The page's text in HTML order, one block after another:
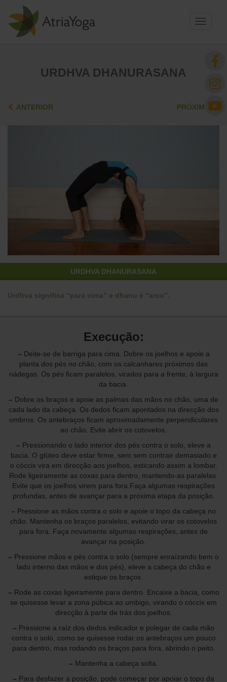
Toggle
URDHVA DHANURASANA
ANTERIOR PRÓXIMO
URDHVA DHANURASANA
Urdhva significa “para cima” e dhanu é “arco”.
Execução:
– Deite-se de barriga para cima. Dobre os joelhos e apoie a
planta dos pés no chão, com os calcanhares próximos das
nádegas. Os pés ficam paralelos, virados para a frente, à largura
da bacia.
– Dobre os braços e apoie as palmas das mãos no chão, uma de
cada lado da cabeça. Os dedos ficam apontados na direcção dos
ombros. Os antebraços ficam aproximadamente perpendiculares
ao chão. Evite abrir os cotovelos.
– Pressionando o lado interior dos pés contra o solo, eleve a
bacia. O glúteo deve estar firme, sem sem contrair demasiado e
o cóccix vira em direcção aos joelhos, esticando assim a lombar.
Rode ligeiramente as coxas para dentro, mantendo-as paralelas.
Evite que os joelhos virem para fora.Faça algumas respirações
profundas, antes de avançar para a próxima etapa da posição.
– Pressione as mãos contra o solo e apoie o topo da cabeça no
chão. Mantenha os braços paralelos, evitando virar os cotovelos
para fora. Faça novamente algumas respirações, antes de
avançar na posição.
– Pressione mãos e pés contra o solo (sempre enraízando bem o
lado interno das mãos e dos pés), eleve a cabeça do chão e
estique os braços.
– Rode as coxas ligeiramente para dentro. Encaixe a bacia, como
se quisesse levar a zona púbica ao umbigo, virando o cóccix em
direcção à parte de trás dos joelhos.
– Pressione a raíz dos dedos indicador e polegar de cada mão
contra o solo, como se quisesse rodar os antebraços um pouco
para dentro, mas rodando os braços para fora, abrindo o peito.
– Mantenha a cabeça solta.
– Para desfazer a posição, pode começar por apoiar o topo da